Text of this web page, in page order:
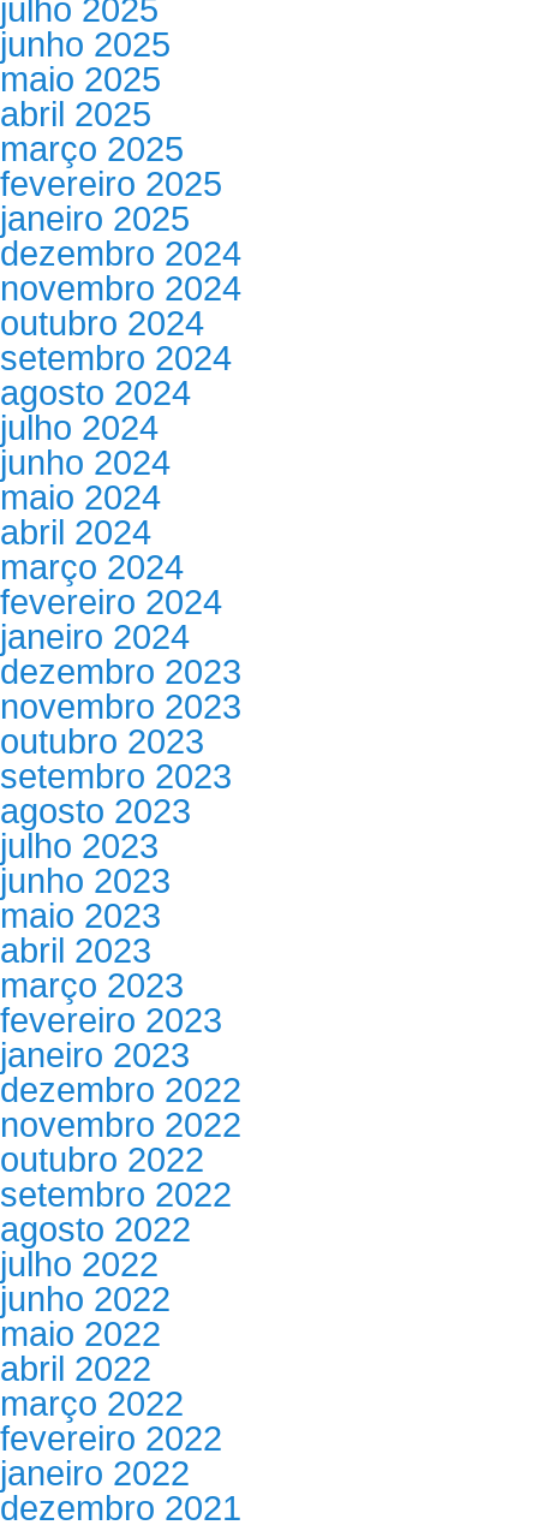
julho 2025
junho 2025
maio 2025
abril 2025
março 2025
fevereiro 2025
janeiro 2025
dezembro 2024
novembro 2024
outubro 2024
setembro 2024
agosto 2024
julho 2024
junho 2024
maio 2024
abril 2024
março 2024
fevereiro 2024
janeiro 2024
dezembro 2023
novembro 2023
outubro 2023
setembro 2023
agosto 2023
julho 2023
junho 2023
maio 2023
abril 2023
março 2023
fevereiro 2023
janeiro 2023
dezembro 2022
novembro 2022
outubro 2022
setembro 2022
agosto 2022
julho 2022
junho 2022
maio 2022
abril 2022
março 2022
fevereiro 2022
janeiro 2022
dezembro 2021